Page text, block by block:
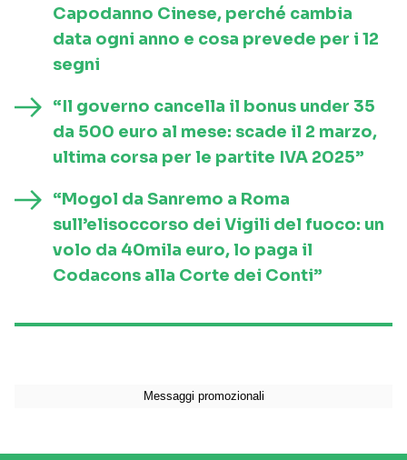
Capodanno Cinese, perché cambia
data ogni anno e cosa prevede per i 12
segni
“Il governo cancella il bonus under 35
da 500 euro al mese: scade il 2 marzo,
ultima corsa per le partite IVA 2025”
“Mogol da Sanremo a Roma
sull’elisoccorso dei Vigili del fuoco: un
volo da 40mila euro, lo paga il
Codacons alla Corte dei Conti”